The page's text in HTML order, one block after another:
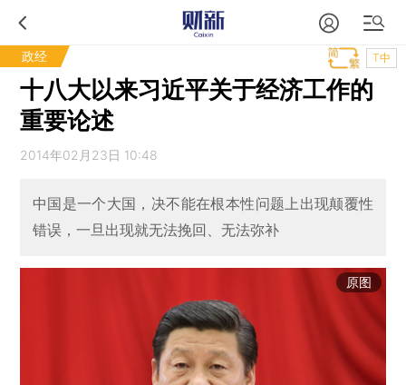
政经 T中
十八大以来习近平关于经济工作的
重要论述
2014年02月23日 10:48
中国是一个大国，决不能在根本性问题上出现颠覆性
错误，一旦出现就无法挽回、无法弥补
原图